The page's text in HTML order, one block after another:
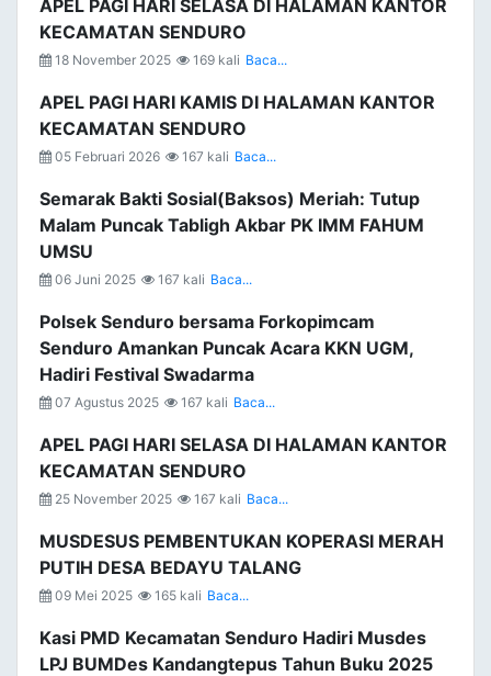
APEL PAGI HARI SELASA DI HALAMAN KANTOR
KECAMATAN SENDURO
18 November 2025 169 kali Baca...
APEL PAGI HARI KAMIS DI HALAMAN KANTOR
KECAMATAN SENDURO
05 Februari 2026 167 kali Baca...
Semarak Bakti Sosial(Baksos) Meriah: Tutup
Malam Puncak Tabligh Akbar PK IMM FAHUM
UMSU
06 Juni 2025 167 kali Baca...
Polsek Senduro bersama Forkopimcam
Senduro Amankan Puncak Acara KKN UGM,
Hadiri Festival Swadarma
07 Agustus 2025 167 kali Baca...
APEL PAGI HARI SELASA DI HALAMAN KANTOR
KECAMATAN SENDURO
25 November 2025 167 kali Baca...
MUSDESUS PEMBENTUKAN KOPERASI MERAH
PUTIH DESA BEDAYU TALANG
09 Mei 2025 165 kali Baca...
Kasi PMD Kecamatan Senduro Hadiri Musdes
LPJ BUMDes Kandangtepus Tahun Buku 2025